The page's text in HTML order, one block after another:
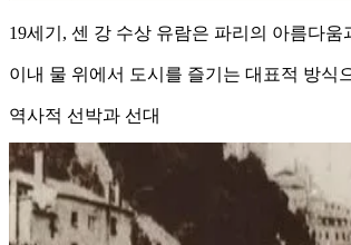
19세기, 센 강 수상 유람은 파리의 아름다
이내 물 위에서 도시를 즐기는 대표적 방식
역사적 선박과 선대